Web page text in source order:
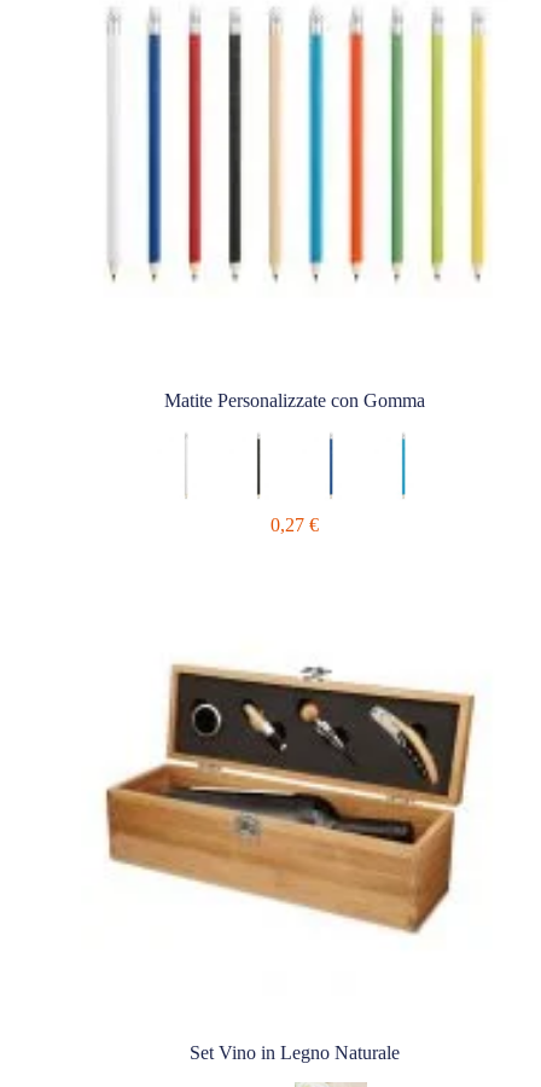
Matite Personalizzate con Gomma
0,27 €
Set Vino in Legno Naturale